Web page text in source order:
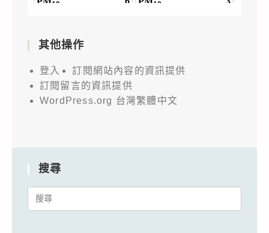
其他操作
登入
訂閱網站內容的資訊提供
訂閱留言的資訊提供
WordPress.org 台灣繁體中文
搜尋
Search